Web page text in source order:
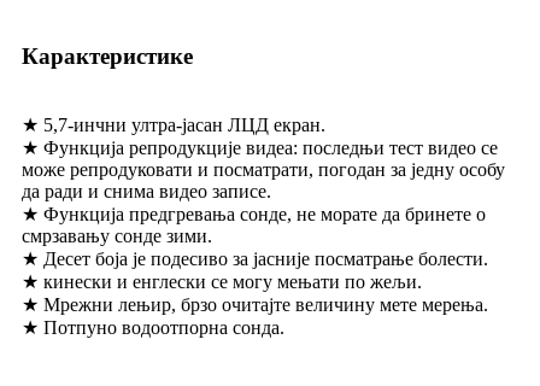
Карактеристике
★ 5,7-инчни ултра-јасан ЛЦД екран.
★ Функција репродукције видеа: последњи тест видео се
може репродуковати и посматрати, погодан за једну особу
да ради и снима видео записе.
★ Функција предгревања сонде, не морате да бринете о
смрзавању сонде зими.
★ Десет боја је подесиво за јасније посматрање болести.
★ кинески и енглески се могу мењати по жељи.
★ Мрежни лењир, брзо очитајте величину мете мерења.
★ Потпуно водоотпорна сонда.